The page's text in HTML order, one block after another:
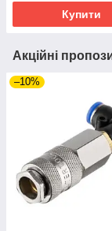
Купити
Акційні
–10%